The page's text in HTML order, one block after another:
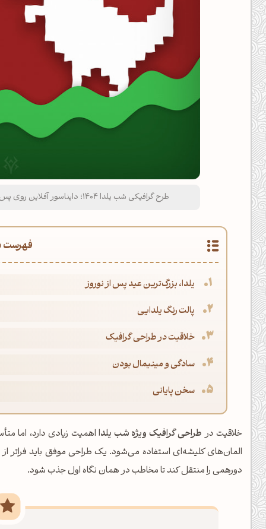
طرح گرافیکی شب یلدا ۱۴۰۴؛ دایناسور آفلاین روی پس‌زمینه هندوانه‌ای با مفهوم دوری از فضای مجازی
فهرست
یلدا، بزرگ‌ترین عید پس از نوروز
پالت رنگ یلدایی
خلاقیت در طراحی گرافیک
سادگی و مینیمال بودن
سخن پایانی
خلاقیت درطراحی گرافیک ویژه شب یلدااهمیت زیادی دارد، اما
المان‌های کلیشه‌ای استفاده می‌شود. یک طراحی موفق باید فراتر
دورهمی را منتقل کند تا مخاطب در همان نگاه اول جذب شود.